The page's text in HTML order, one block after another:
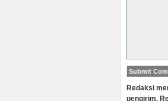
Redaksi
pengirim.